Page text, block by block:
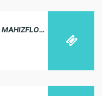
MAHIZFLOR DE ACEUCHAL